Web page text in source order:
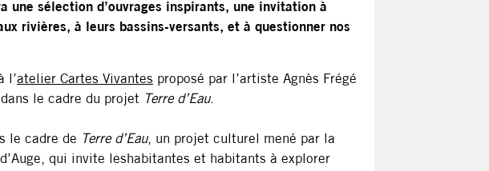
une sélection d’ouvrages inspirants, une invitation à
rivières, à leurs bassins-versants, et à questionner nos
l’atelier Cartes Vivantes proposé par l’artiste Agnès Frégé
le cadre du projet Terre d’Eau.
le cadre de Terre d’Eau, un projet culturel mené par la
qui invite leshabitantes et habitants à explorer